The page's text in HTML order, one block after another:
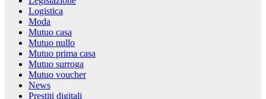
Logistica
Moda
Mutuo casa
Mutuo nullo
Mutuo prima casa
Mutuo surroga
Mutuo voucher
News
Prestiti digitali